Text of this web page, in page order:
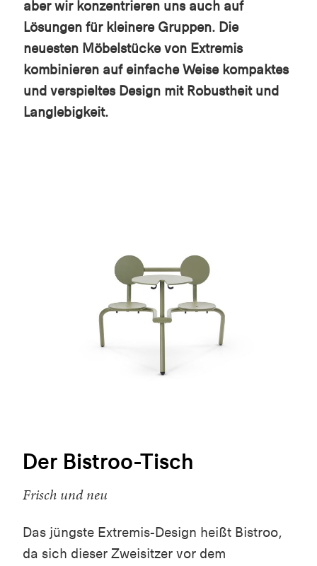
aber wir konzentrieren uns auch auf
Lösungen für kleinere Gruppen. Die
neuesten Möbelstücke von Extremis
kombinieren auf einfache Weise kompaktes
und verspieltes Design mit Robustheit und
Langlebigkeit.
Der Bistroo-Tisch
Frisch und neu
Das jüngste Extremis-Design heißt Bistroo,
da sich dieser Zweisitzer vor dem